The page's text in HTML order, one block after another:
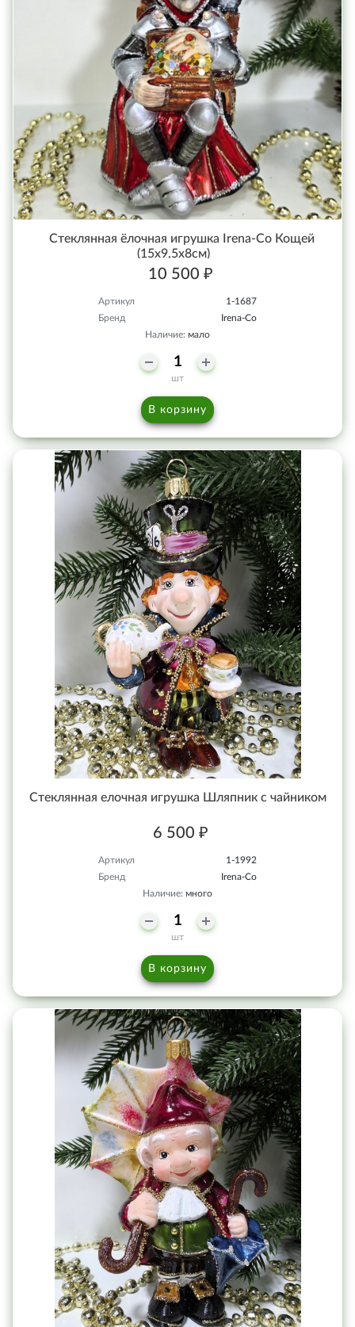
Стеклянная ёлочная игрушка Irena-Co Кощей
(15х9,5х8см)
10 500 ₽
Артикул
1-1687
Бренд
Irena-Co
Наличие: мало
шт
В корзину
Стеклянная елочная игрушка Шляпник с чайником
6 500 ₽
Артикул
1-1992
Бренд
Irena-Co
Наличие: много
шт
В корзину